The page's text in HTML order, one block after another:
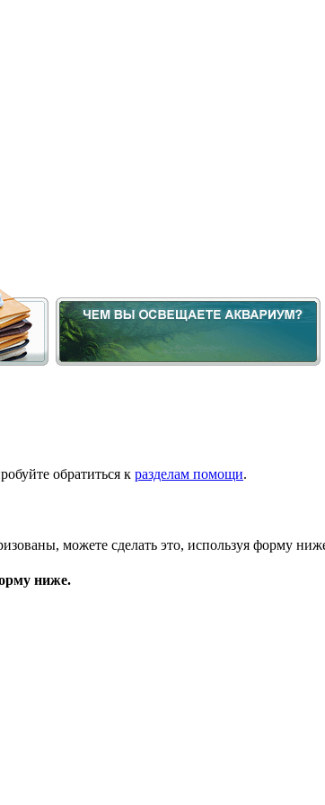
обратиться к разделам помощи.
можете сделать это, используя форму
ниже.